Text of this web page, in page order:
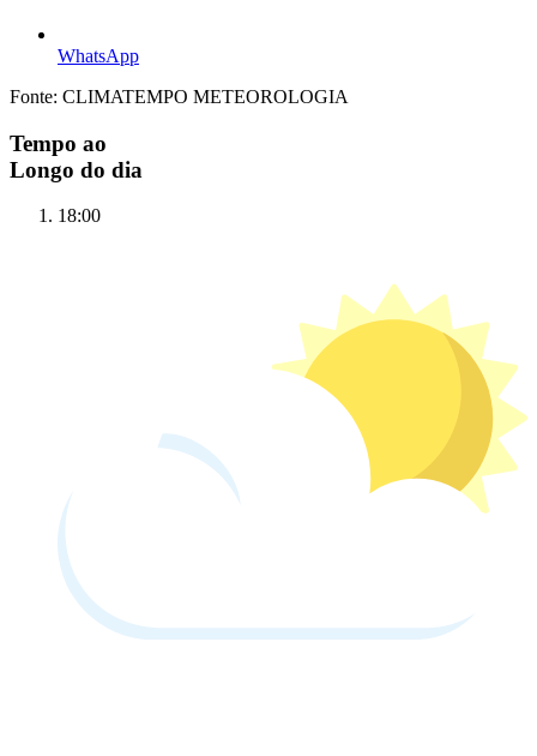
WhatsApp
Fonte: CLIMATEMPO METEOROLOGIA
Tempo ao
Longo do dia
18:00